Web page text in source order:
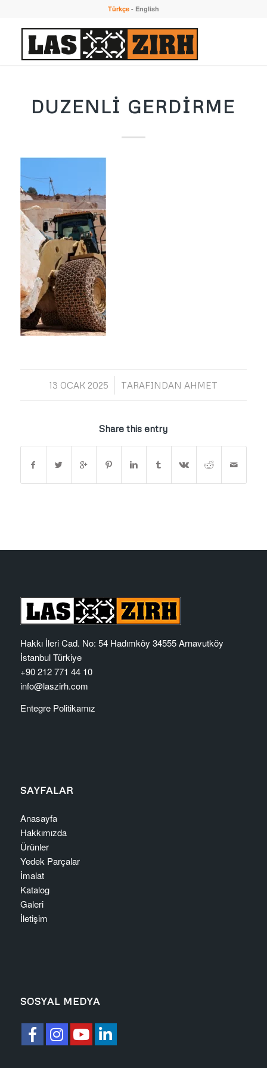
Türkçe- English
DUZENLI GERDIRME
13 OCAK 2025
/ TARAFINDAN AHMET
Share this entry
Hakkı İleri Cad. No: 54 Hadımköy 34555 Arnavutköy
İstanbul Türkiye
+90 212 771 44 10
info@laszirh.com
Entegre Politikamız
SAYFALAR
Anasayfa
Hakkımızda
Ürünler
Yedek Parçalar
İmalat
Katalog
Galeri
İletişim
SOSYAL MEDYA